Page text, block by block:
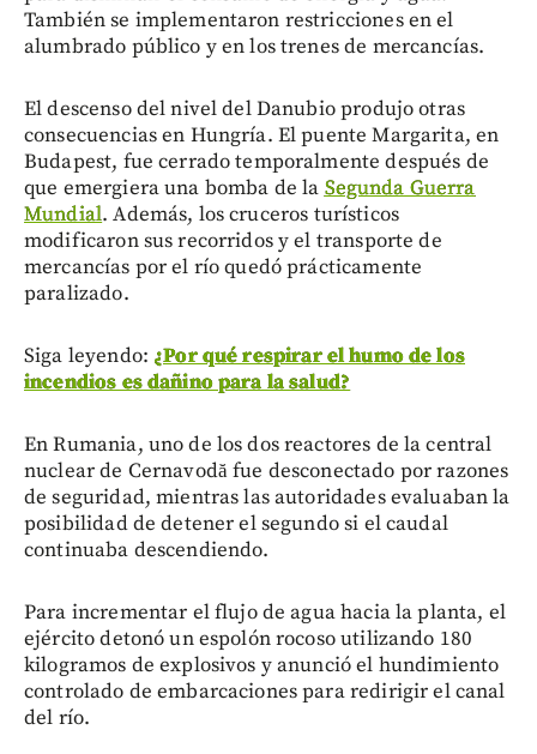
También se implementaron restricciones en el
alumbrado público y en los trenes de mercancías.
El descenso del nivel del Danubio produjo otras
consecuencias en Hungría. El puente Margarita, en
Budapest, fue cerrado temporalmente después de
que emergiera una bomba de la Segunda Guerra
Mundial. Además, los cruceros turísticos
modificaron sus recorridos y el transporte de
mercancías por el río quedó prácticamente
paralizado.
Siga leyendo: ¿Por qué respirar el humo de los
incendios es dañino para la salud?
En Rumania, uno de los dos reactores de la central
nuclear de Cernavodă fue desconectado por razones
de seguridad, mientras las autoridades evaluaban la
posibilidad de detener el segundo si el caudal
continuaba descendiendo.
Para incrementar el flujo de agua hacia la planta, el
ejército detonó un espolón rocoso utilizando 180
kilogramos de explosivos y anunció el hundimiento
controlado de embarcaciones para redirigir el canal
del río.